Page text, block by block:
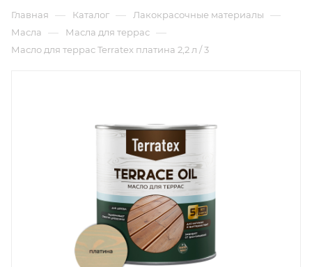
Главная — Каталог — Лакокрасочные материалы —
Масла — Масла для террас —
Масло для террас Terratex платина 2,2 л / 3